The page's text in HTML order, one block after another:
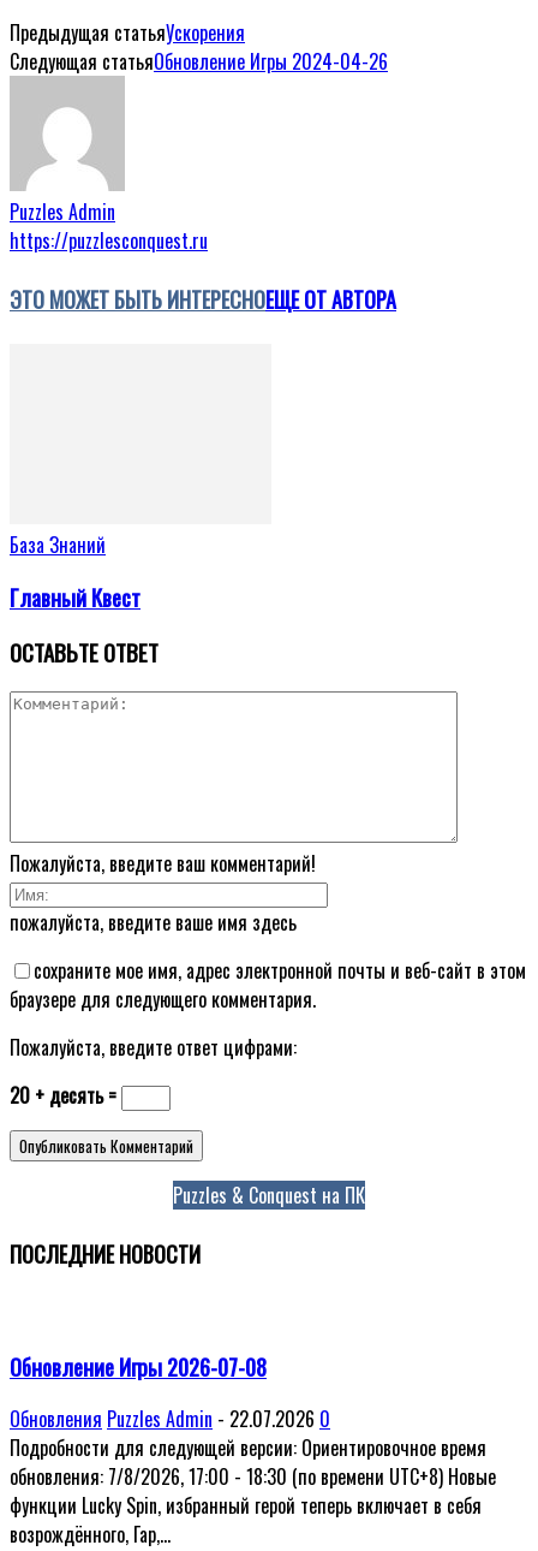
Предыдущая статьяУскорения
Следующая статьяОбновление Игры 2024-04-26
Puzzles Admin
https://puzzlesconquest.ru
ЭТО МОЖЕТ БЫТЬ ИНТЕРЕСНОЕЩЕ ОТ АВТОРА
База Знаний
Главный Квест
ОСТАВЬТЕ ОТВЕТ
Пожалуйста, введите ваш комментарий!
пожалуйста, введите ваше имя здесь
сохраните мое имя, адрес электронной почты и веб-сайт в этом
браузере для следующего комментария.
Пожалуйста, введите ответ цифрами:
20 + десять =
Puzzles & Conquest на ПК
ПОСЛЕДНИЕ НОВОСТИ
Обновление Игры 2026-07-08
Обновления Puzzles Admin - 22.07.2026 0
Подробности для следующей версии: Ориентировочное время
обновления: 7/8/2026, 17:00 - 18:30 (по времени UTC+8) Новые
функции Lucky Spin, избранный герой теперь включает в себя
возрождённого, Гар,...